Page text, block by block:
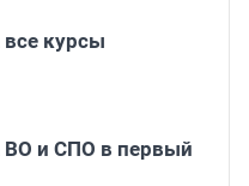
все курсы
ВО и СПО в первый